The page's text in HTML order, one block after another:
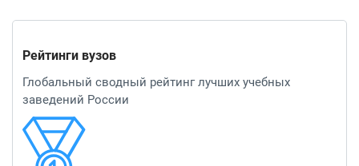
Рейтинги вузов
Глобальный сводный рейтинг лучших учебных
заведений России